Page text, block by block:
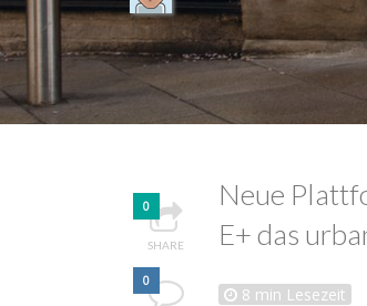
0
SHARE
0
Neue
E+ das
8 min Lesezeit